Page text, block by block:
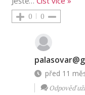
0 0
před 11
Odpověď